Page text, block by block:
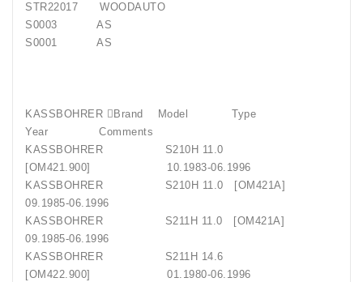
STR22017 WOODAUTO
S0003 AS
S0001 AS
KASSBOHRER Brand Model Type
Year Comments
KASSBOHRER S210H 11.0
[OM421.900] 10.1983-06.1996
KASSBOHRER S210H 11.0 [OM421A]
09.1985-06.1996
KASSBOHRER S211H 11.0 [OM421A]
09.1985-06.1996
KASSBOHRER S211H 14.6
[OM422.900] 01.1980-06.1996